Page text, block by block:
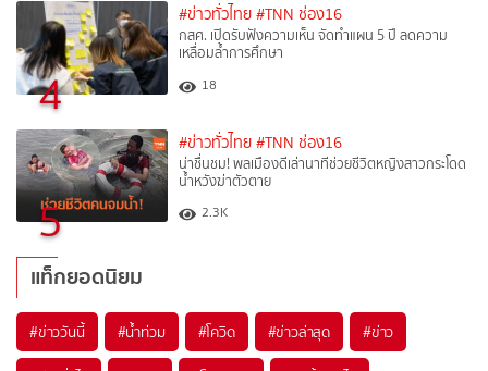
4
#ข่าวทั่วไทย #TNN ช่อง16
กสศ. เปิดรับฟังความเห็น จัดทำแผน 5 ปี ลดความ
เหลื่อมล้ำการศึกษา
18
5
#ข่าวทั่วไทย #TNN ช่อง16
น่าชื่นชม! พลเมืองดีเล่านาทีช่วยชีวิตหญิงสาวกระโดด
น้ำหวังฆ่าตัวตาย
2.3K
แท็กยอดนิยม
#ข่าววันนี้ #น้ำท่วม #โควิด #ข่าวล่าสุด #ข่าว